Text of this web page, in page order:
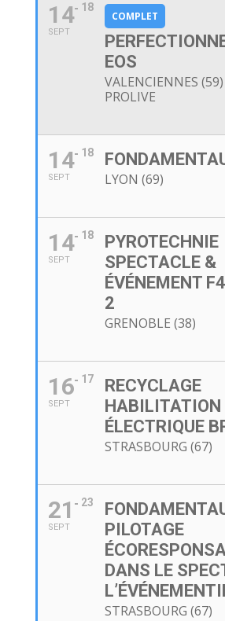
14
SEPT
18
COMPLET
EOS
VALENCIENNES
PROLIVE
14
SEPT
18
LYON (69)
14
SEPT
18
PYROTECHNIE
SPECTACLE &
ÉVÉNEMENT
2
GRENOBLE (38)
16
SEPT
17
RECYCLAGE
HABILITATION
ÉLECTRIQUE
STRASBOURG (67)
21
SEPT
23
PILOTAGE
DANS LE
STRASBOURG (67)